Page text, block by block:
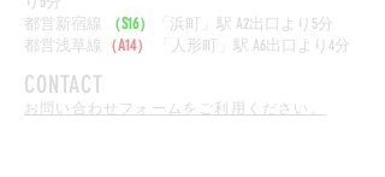
​都営新宿線
（S16）
「浜町」駅 A2出口より5分
都営浅草線
（A14） 「人形町」駅 A6出口より4分
CONTACT
お問い合わせフォームをご利用ください。